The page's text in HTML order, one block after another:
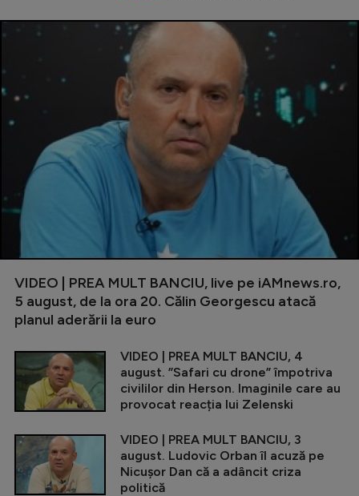
VIDEO | PREA MULT BANCIU, live pe iAMnews.ro,
5 august, de la ora 20. Călin Georgescu atacă
planul aderării la euro
VIDEO | PREA MULT BANCIU, 4
august. ”Safari cu drone” împotriva
civililor din Herson. Imaginile care au
provocat reacția lui Zelenski
VIDEO | PREA MULT BANCIU, 3
august. Ludovic Orban îl acuză pe
Nicușor Dan că a adâncit criza
politică